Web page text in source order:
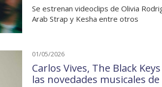
Se estrenan videoclips de Olivia
Arab Strap y Kesha entre otros
01/05/2026
Carlos Vives, The Black
las novedades musicales